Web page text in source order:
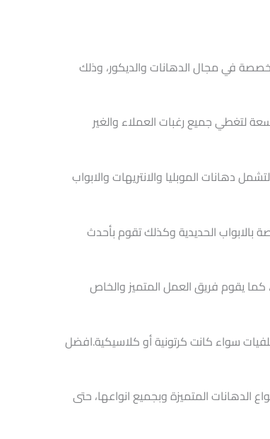
في مجال الدهانات والديكور، وذلك
لتغطي جميع رغبات العملاء والغير
دهانات الموبليا والانتريهات والابواب
بالابواب الحديدية وكذلك تقوم بأحدث
كما يقوم فريق العمل المتميز والخاص
سواء كانت كرتونية أو كلاسيكية.افضل
الدهانات المتميزة وبجميع انواعها، حتى